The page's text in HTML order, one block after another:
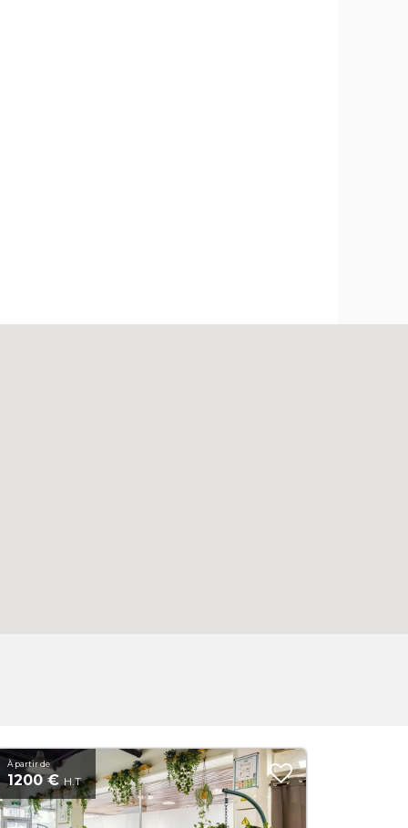
À partir de
1200 € H.T